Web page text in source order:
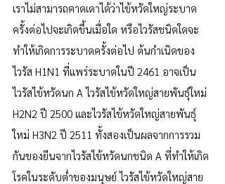
เราไม่สามารถคาดเดาได้ว่าไข้หวัดใหญ่ระบาด
ครั้งต่อไปจะเกิดขึ้นเมื่อใด หรือไวรัสชนิดใดจะ
ทำให้เกิดการระบาดครั้งต่อไป ต้นกำเนิดของ
ไวรัส H1N1 ที่แพร่ระบาดในปี 2461 อาจเป็น
ไวรัสไข้หวัดนก A ไวรัสไข้หวัดใหญ่สายพันธุ์ใหม่
H2N2 ปี 2500 และไวรัสไข้หวัดใหญ่สายพันธุ์
ใหม่ H3N2 ปี 2511 ทั้งสองเป็นผลจากการรวม
กันของยีนจากไวรัสไข้หวัดนกชนิด A ที่ทำให้เกิด
โรคในระดับต่ำของมนุษย์ ไวรัสไข้หวัดใหญ่สาย